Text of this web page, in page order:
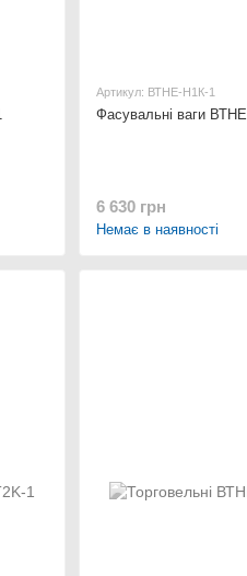
Артикул: ВТНЕ-Н1К-1
Фасувальні ваги
6 630 грн
Немає в наявності